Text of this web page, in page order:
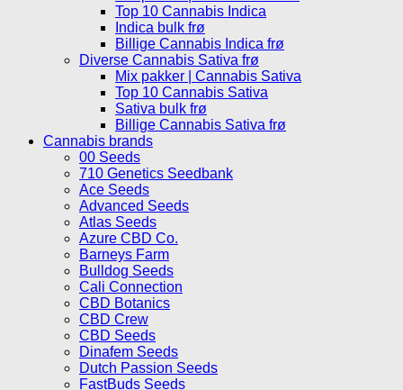
Top 10 Cannabis Indica
Indica bulk frø
Billige Cannabis Indica frø
Diverse Cannabis Sativa frø
Mix pakker | Cannabis Sativa
Top 10 Cannabis Sativa
Sativa bulk frø
Billige Cannabis Sativa frø
Cannabis brands
00 Seeds
710 Genetics Seedbank
Ace Seeds
Advanced Seeds
Atlas Seeds
Azure CBD Co.
Barneys Farm
Bulldog Seeds
Cali Connection
CBD Botanics
CBD Crew
CBD Seeds
Dinafem Seeds
Dutch Passion Seeds
FastBuds Seeds